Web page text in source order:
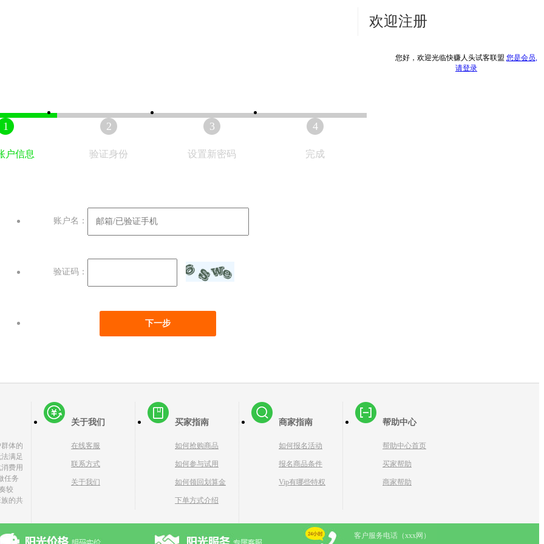
欢迎注册
您好，欢迎光临快赚人头试客联盟 您是会员,
请登录
1
户信息
2
验证身份
3
设置新密码
4
完成
账户名：
验证码：
体的
满足
费用
任务
较
的共
关于我们
在线客服
联系方式
关于我们
买家指南
如何抢购商品
如何参与试用
如何领回划算金
下单方式介绍
商家指南
如何报名活动
报名商品条件
Vip有哪些特权
帮助中心
帮助中心首页
买家帮助
商家帮助
客户服务电话（xxx网）